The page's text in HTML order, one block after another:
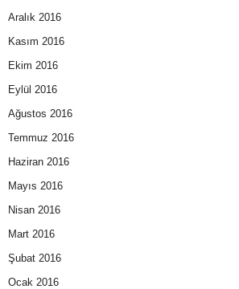
Aralık 2016
Kasım 2016
Ekim 2016
Eylül 2016
Ağustos 2016
Temmuz 2016
Haziran 2016
Mayıs 2016
Nisan 2016
Mart 2016
Şubat 2016
Ocak 2016